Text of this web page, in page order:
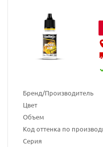
Бренд/Производитель
Цвет
Объем
Код оттенка по
Серия